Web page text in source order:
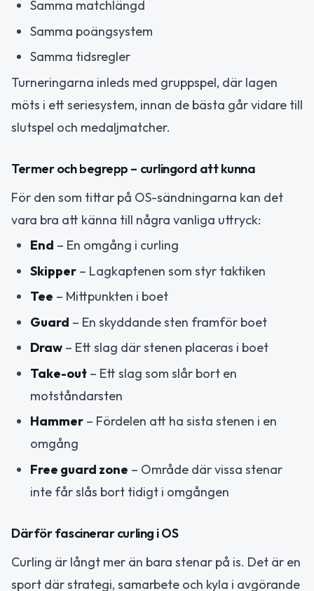
Samma matchlängd
Samma poängsystem
Samma tidsregler
Turneringarna inleds med gruppspel, där lagen
möts i ett seriesystem, innan de bästa går vidare till
slutspel och medaljmatcher.
Termer och begrepp – curlingord att kunna
För den som tittar på OS-sändningarna kan det
vara bra att känna till några vanliga uttryck:
End – En omgång i curling
Skipper – Lagkaptenen som styr taktiken
Tee – Mittpunkten i boet
Guard – En skyddande sten framför boet
Draw – Ett slag där stenen placeras i boet
Take-out – Ett slag som slår bort en
motståndarsten
Hammer – Fördelen att ha sista stenen i en
omgång
Free guard zone – Område där vissa stenar
inte får slås bort tidigt i omgången
Därför fascinerar curling i OS
Curling är långt mer än bara stenar på is. Det är en
sport där strategi, samarbete och kyla i avgörande